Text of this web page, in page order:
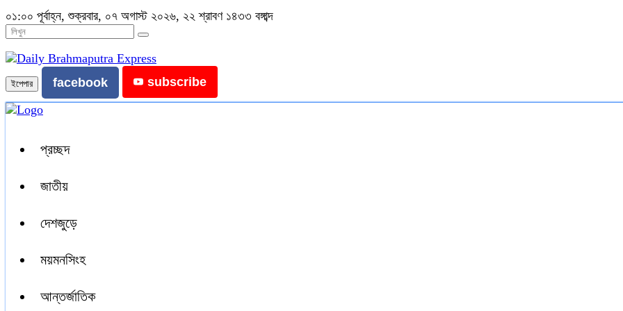
০১:০০ পূর্বাহ্ন, শুক্রবার, ০৭ অগাস্ট ২০২৬, ২২ শ্রাবণ ১৪৩৩ বঙ্গাব্দ
ইপেপার facebook subscribe
প্রচ্ছদ
জাতীয়
দেশজুড়ে
ময়মনসিংহ
আন্তর্জাতিক